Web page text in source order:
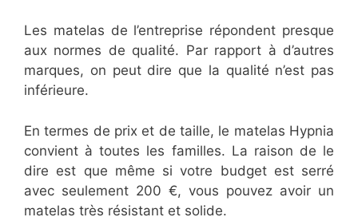
Les matelas de l’entreprise répondent presque
aux normes de qualité. Par rapport à d’autres
marques, on peut dire que la qualité n’est pas
inférieure.
En termes de prix et de taille, le matelas Hypnia
convient à toutes les familles. La raison de le
dire est que même si votre budget est serré
avec seulement 200 €, vous pouvez avoir un
matelas très résistant et solide.